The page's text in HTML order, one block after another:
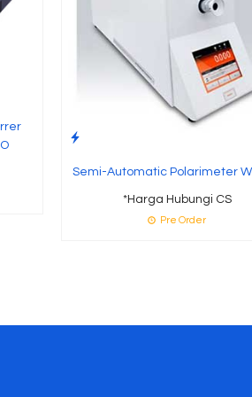
Semi-Automatic Polarimeter
*Harga Hubungi CS
Pre Order